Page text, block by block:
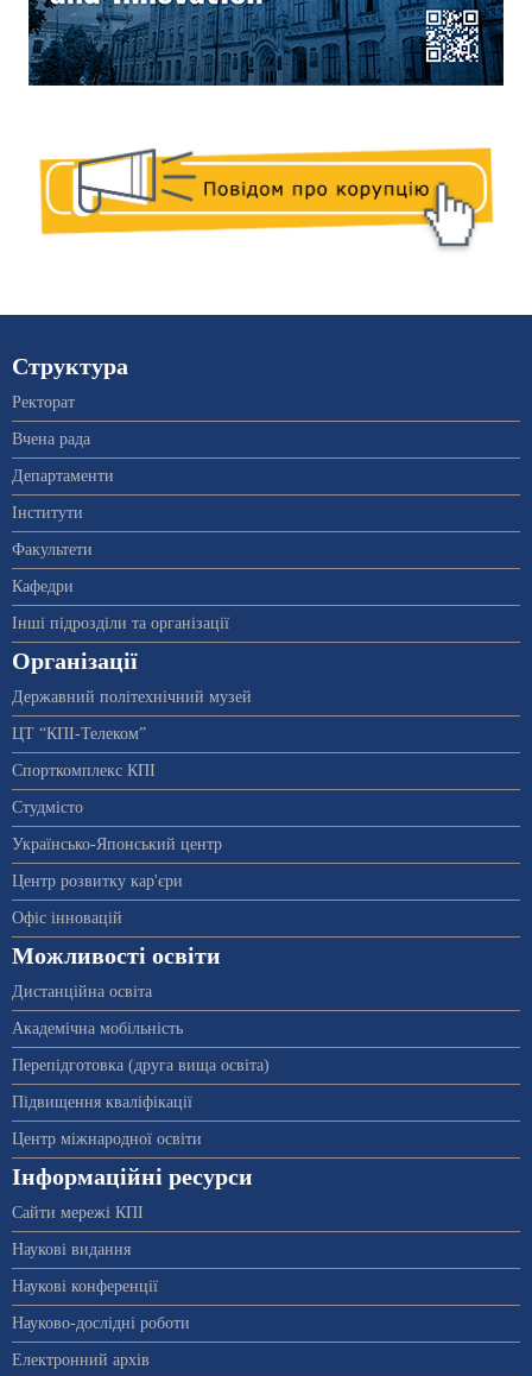
Структура
Ректорат
Вчена рада
Департаменти
Інститути
Факультети
Кафедри
Інші підрозділи та організації
Організації
Державний політехнічний музей
ЦТ “КПІ-Телеком”
Спорткомплекс КПІ
Студмісто
Українсько-Японський центр
Центр розвитку кар'єри
Офіс інновацій
Можливості освіти
Дистанційна освіта
Академічна мобільність
Перепідготовка (друга вища освіта)
Підвищення кваліфікації
Центр міжнародної освіти
Інформаційні ресурси
Сайти мережі КПІ
Наукові видання
Наукові конференції
Науково-дослідні роботи
Електронний архів